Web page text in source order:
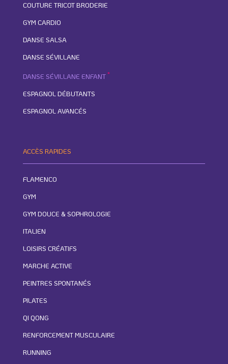
COUTURE TRICOT BRODERIE
GYM CARDIO
DANSE SALSA
DANSE SÉVILLANE
DANSE SÉVILLANE ENFANT *
ESPAGNOL DÉBUTANTS
ESPAGNOL AVANCÉS
ACCÈS RAPIDES
FLAMENCO
GYM
GYM DOUCE & SOPHROLOGIE
ITALIEN
LOISIRS CRÉATIFS
MARCHE ACTIVE
PEINTRES SPONTANÉS
PILATES
QI QONG
RENFORCEMENT MUSCULAIRE
RUNNING